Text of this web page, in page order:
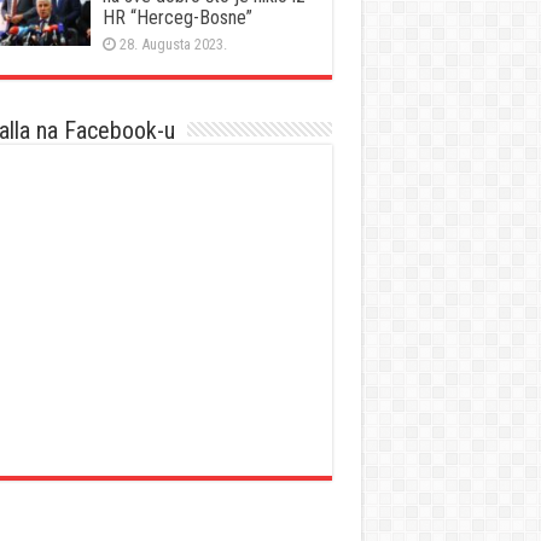
HR “Herceg-Bosne”
28. Augusta 2023.
na Facebook-u